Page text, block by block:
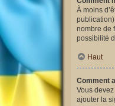
À moins
nombre de
possibilité
Haut
Comment
Vous
ajouter la